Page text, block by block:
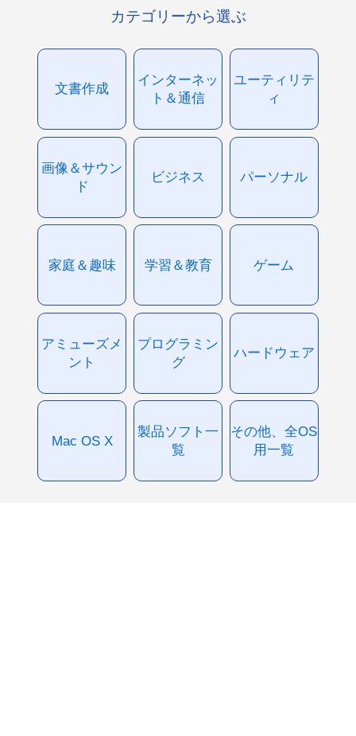
カテゴリーから選ぶ
文書作成
インターネッ
ト＆通信
ユーティリテ
ィ
画像＆サウン
ド
ビジネス パーソナル
家庭＆趣味 学習＆教育 ゲーム
アミューズメ
ント
プログラミン
グ
ハードウェア
Mac OS X
製品ソフト一
覧
その他、全OS
用一覧